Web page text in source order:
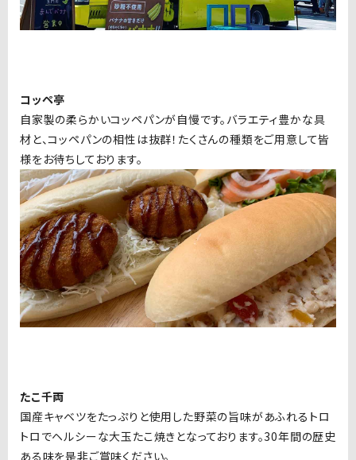
コッペ亭
自家製の柔らかいコッペパンが自慢です。バラエティ豊かな具
材と、コッペパンの相性は抜群！たくさんの種類をご用意して皆
様をお待ちしております。
たこ千両
国産キャベツをたっぷりと使用した野菜の旨味があふれるトロ
トロでヘルシーな大玉たこ焼きとなっております。30年間の歴史
ある味を是非ご賞味ください。